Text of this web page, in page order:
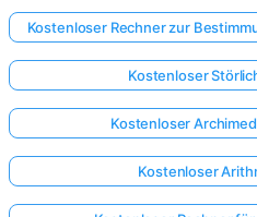
Kostenloser Rechner zur
Kostenloser
Kostenloser
Kostenloser